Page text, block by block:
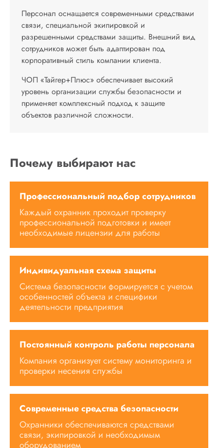
Персонал оснащается современными средствами
связи, специальной экипировкой и
разрешенными средствами защиты. Внешний вид
сотрудников может быть адаптирован под
корпоративный стиль компании клиента.
ЧОП «Тайгер+Плюс» обеспечивает высокий
уровень организации службы безопасности и
применяет комплексный подход к защите
объектов различной сложности.
Почему выбирают нас
Профессиональный подбор сотрудников
Каждый охранник проходит проверку
профессиональной подготовки и имеет
необходимые лицензии для работы
Индивидуальная схема защиты
Система безопасности формируется с учетом
особенностей объекта и специфики
деятельности предприятия
Постоянный контроль работы персонала
Компания организует систему мониторинга и
проверки несения службы
Современные средства безопасности
Охранники обеспечиваются средствами
связи, экипировкой и необходимым
оборудованием